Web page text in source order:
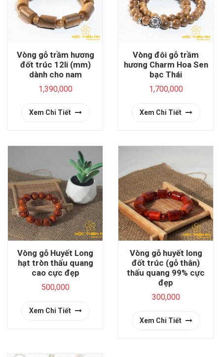
Vòng gỗ trầm hương
đốt trúc 12li (mm)
dành cho nam
1,390,000
Xem Chi Tiết
Vòng đôi gỗ trầm
hương Charm Hoa Sen
bạc Thái
1,700,000
Xem Chi Tiết
Vòng gỗ Huyết Long
hạt tròn thấu quang
cao cực đẹp
500,000
Xem Chi Tiết
Vòng gỗ huyết long
đốt trúc (gỗ thân)
thấu quang 99% cực
đẹp
300,000
Xem Chi Tiết